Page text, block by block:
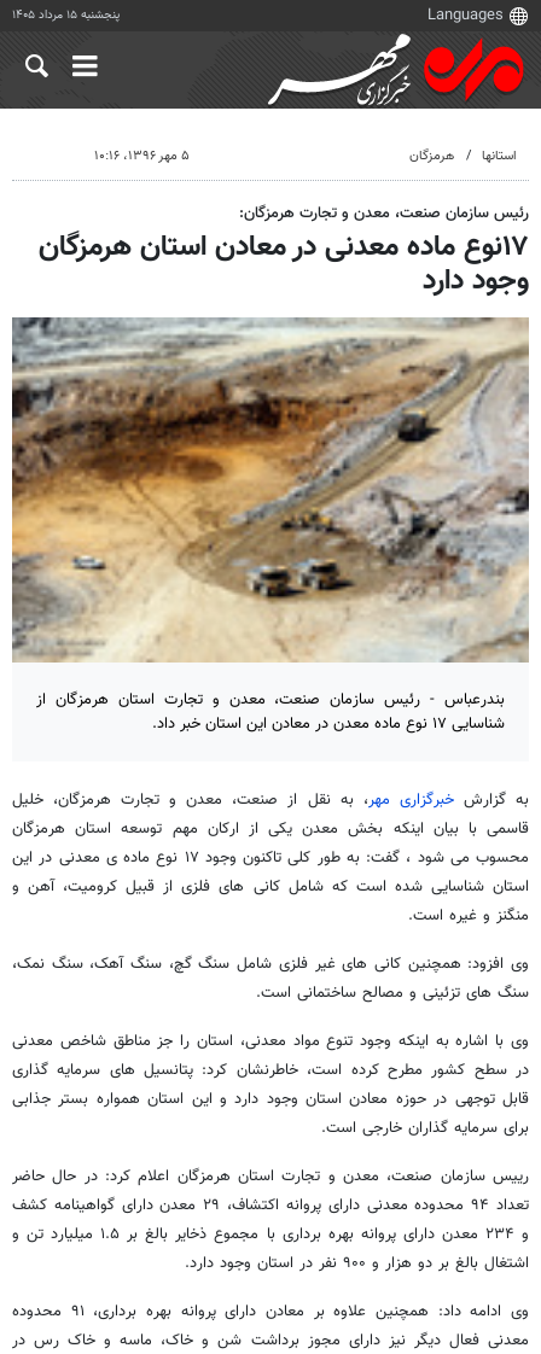
پنجشنبه ۱۵ مرداد ۱۴۰۵
استانها هرمزگان ۵ مهر ۱۳۹۶، ۱۰:۱۶
رئیس سازمان صنعت، معدن و تجارت هرمزگان:
۱۷نوع ماده معدنی در معادن استان هرمزگان
وجود دارد
بندرعباس - رئیس سازمان صنعت، معدن و تجارت استان هرمزگان از
شناسایی ۱۷ نوع ماده معدن در معادن این استان خبر داد.
به گزارشخبرگزاری مهر، به نقل از صنعت، معدن و تجارت هرمزگان، خلیل
قاسمی با بیان اینکه بخش معدن یکی از ارکان مهم توسعه استان هرمزگان
محسوب می شود ، گفت: به طور کلی تاکنون وجود ۱۷ نوع ماده ی معدنی در این
استان شناسایی شده است که شامل کانی های فلزی از قبیل کرومیت، آهن و
منگنز و غیره است.
وی افزود: همچنین کانی های غیر فلزی شامل سنگ گچ، سنگ آهک، سنگ نمک،
سنگ های تزئینی و مصالح ساختمانی است.
وی با اشاره به اینکه وجود تنوع مواد معدنی، استان را جز مناطق شاخص معدنی
در سطح کشور مطرح کرده است، خاطرنشان کرد: پتانسیل های سرمایه گذاری
قابل توجهی در حوزه معادن استان وجود دارد و این استان همواره بستر جذابی
برای سرمایه گذاران خارجی است.
رییس سازمان صنعت، معدن و تجارت استان هرمزگان اعلام کرد: در حال حاضر
تعداد ۹۴ محدوده معدنی دارای پروانه اکتشاف، ۲۹ معدن دارای گواهینامه کشف
و ۲۳۴ معدن دارای پروانه بهره برداری با مجموع ذخایر بالغ بر ۱.۵ میلیارد تن و
اشتغال بالغ بر دو هزار و ۹۰۰ نفر در استان وجود دارد.
وی ادامه داد: همچنین علاوه بر معادن دارای پروانه بهره برداری، ۹۱ محدوده
معدنی فعال دیگر نیز دارای مجوز برداشت شن و خاک، ماسه و خاک رس در